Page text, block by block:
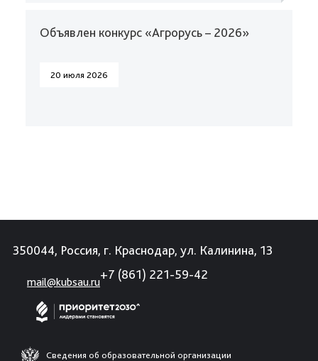
Объявлен конкурс «Агрорусь – 2026»
20 июля 2026
350044, Россия, г. Краснодар, ул. Калинина, 13
mail@kubsau.ru
+7 (861) 221-59-42
Сведения об образовательной организации